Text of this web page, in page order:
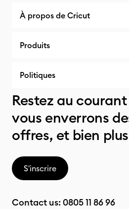
À propos de Cricut
Produits
Politiques
Restez au
vous enverrons
offres, et bien
S'inscrire
Contact us: 0805 11 86 96